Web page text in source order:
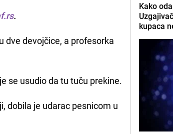
.
dve devojčice, a profesorka
se usudio da tu tuču prekine.
dobila je udarac pesnicom u
Kako
kupaca